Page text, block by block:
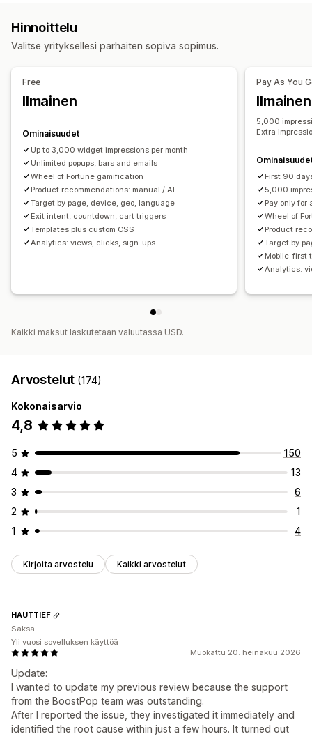
Ponnahdusikkunoiden ylläpito
Sähköpostiosoitteiden keräyslista
SMS-keräyslista
Käynnistimet ja säännöt
Geopaikannus
Useat ilmoitukset
Mukautukset
Paikallaan pysyminen näytöllä
Mukautettu CSS-koodi
Mobiiliresponsiivisuus
Maantieteellinen kohdentaminen
Kohdentaminen käytöksen perusteella
Analytiikka ja raportit
Tehokkuuden seuranta Reaaliaikainen analytiikka
Hinnoittelu
Valitse yrityksellesi parhaiten sopiva sopimus.
Free
Ilmainen
Ominaisuudet
Up to 3,000 widget impressions per month
Unlimited popups, bars and emails
Wheel of Fortune gamification
Product recommendations: manual / AI
Target by page, device, geo, language
Exit intent, countdown, cart triggers
Templates plus custom CSS
Analytics: views, clicks, sign-ups
Pay As You
5,000
Extra
First 90
5,000
Pay only for
Wheel of
Product
Target by
Mobile-first
Analytics:
Kaikki maksut laskutetaan valuutassa USD.
Arvostelut (174)
Kokonaisarvio
4,8
5
150
4
13
3
6
2
1
1
4
Kirjoita arvostelu Kaikki arvostelut
Muokattu 20. heinäkuu 2026
Update:
I wanted to update my previous review because the support
from the BoostPop team was outstanding.
After I reported the issue, they investigated it immediately and
identified the root cause within just a few hours. It turned out
HAUTTIEF
Saksa
Yli vuosi sovelluksen käyttöä